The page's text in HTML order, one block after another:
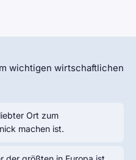
wichtigen wirtschaftlichen
Ort zum
machen ist.